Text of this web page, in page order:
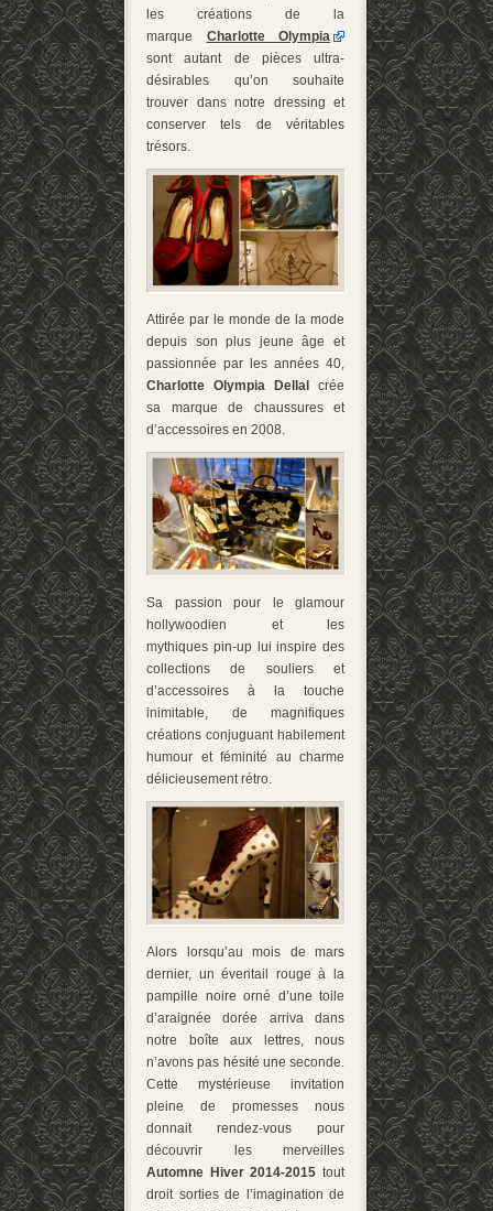
les créations de la
marque Charlotte Olympia
sont autant de pièces ultra-
désirables qu’on souhaite
trouver dans notre dressing et
conserver tels de véritables
trésors.
Attirée par le monde de la mode
depuis son plus jeune âge et
passionnée par les années 40,
Charlotte Olympia Dellal crée
sa marque de chaussures et
d’accessoires en 2008.
Sa passion pour le glamour
hollywoodien et les
mythiques pin-up lui inspire des
collections de souliers et
d’accessoires à la touche
inimitable, de magnifiques
créations conjuguant habilement
humour et féminité au charme
délicieusement rétro.
Alors lorsqu’au mois de mars
dernier, un éventail rouge à la
pampille noire orné d’une toile
d’araignée dorée arriva dans
notre boîte aux lettres, nous
n’avons pas hésité une seconde.
Cette mystérieuse invitation
pleine de promesses nous
donnait rendez-vous pour
découvrir les merveilles
Automne Hiver 2014-2015 tout
droit sorties de l’imagination de